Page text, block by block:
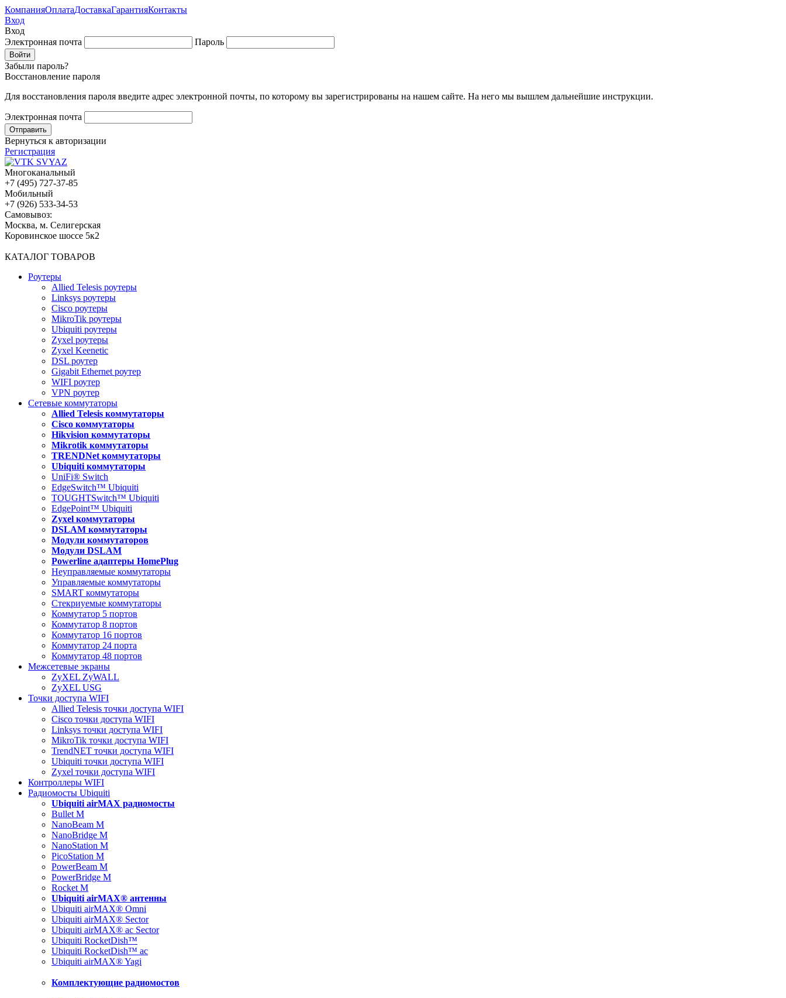
КомпанияОплатаДоставкаГарантияКонтакты
Вход
Вход
Электронная почта
Пароль
Забыли пароль?
Восстановление пароля
Для восстановления пароля введите адрес электронной почты, по которому вы зарегистрированы на нашем сайте. На него мы вышлем дальнейшие инструкции.
Электронная почта
Вернуться к авторизации
Регистрация
Многоканальный
+7 (495) 727-37-85
Мобильный
+7 (926) 533-34-53
Cамовывоз:
Москва, м. Селигерская
Коровинское шоссе 5к2
КАТАЛОГ ТОВАРОВ
Роутеры
Allied Telesis роутеры
Linksys роутеры
Cisco роутеры
MikroTik роутеры
Ubiquiti роутеры
Zyxel роутеры
Zyxel Keenetic
DSL роутер
Gigabit Ethernet роутер
WIFI роутер
VPN роутер
Сетевые коммутаторы
Allied Telesis коммутаторы
Cisco коммутаторы
Hikvision коммутаторы
Mikrotik коммутаторы
TRENDNet коммутаторы
Ubiquiti коммутаторы
UniFi® Switch
EdgeSwitch™ Ubiquiti
TOUGHTSwitch™ Ubiquiti
EdgePoint™ Ubiquiti
Zyxel коммутаторы
DSLAM коммутаторы
Модули коммутаторов
Модули DSLAM
Powerline адаптеры HomePlug
Неуправляемые коммутаторы
Управляемые коммутаторы
SMART коммутаторы
Стекриуемые коммутаторы
Коммутатор 5 портов
Коммутатор 8 портов
Коммутатор 16 портов
Коммутатор 24 порта
Коммутатор 48 портов
Межсетевые экраны
ZyXEL ZyWALL
ZyXEL USG
Точки доступа WIFI
Allied Telesis точки доступа WIFI
Cisco точки доступа WIFI
Linksys точки доступа WIFI
MikroTik точки доступа WIFI
TrendNET точки доступа WIFI
Ubiquiti точки доступа WIFI
Zyxel точки доступа WIFI
Контроллеры WIFI
Радиомосты Ubiquiti
Ubiquiti airMAX радиомосты
Bullet M
NanoBeam M
NanoBridge M
NanoStation M
PicoStation M
PowerBeam M
PowerBridge M
Rocket M
Ubiquiti airMAX® антенны
Ubiquiti airMAX® Omni
Ubiquiti airMAX® Sector
Ubiquiti airMAX® ac Sector
Ubiquiti RocketDish™
Ubiquiti RocketDish™ ac
Ubiquiti airMAX® Yagi
Комплектующие радиомостов